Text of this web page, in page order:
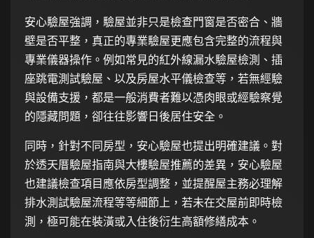
安心驗屋強調，驗屋並非只是檢查門窗是否密合、牆
壁是否平整，真正的專業驗屋更應包含完整的流程與
專業儀器操作。例如常見的紅外線漏水驗屋檢測、插
座跳電測試驗屋、以及房屋水平儀檢查等，若無經驗
與設備支援，都是一般消費者難以憑肉眼或經驗察覺
的隱藏問題，卻往往影響日後居住安全。
同時，針對不同房型，安心驗屋也提出明確建議。對
於透天厝驗屋指南與大樓驗屋推薦的差異，安心驗屋
也建議檢查項目應依房型調整，並提醒屋主務必理解
排水測試驗屋流程等等細節上，若未在交屋前即時檢
測，極可能在裝潢或入住後衍生高額修繕成本。